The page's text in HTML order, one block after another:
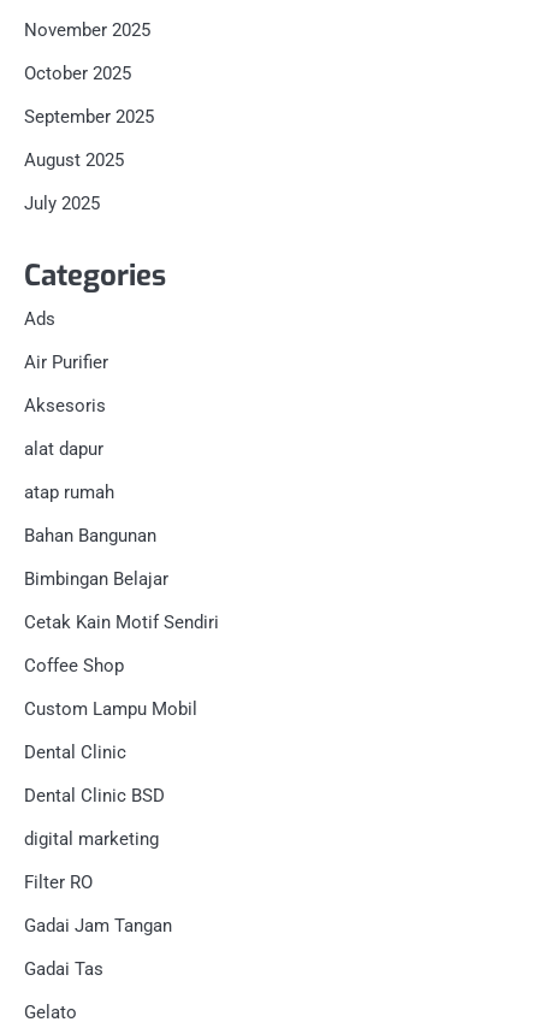
November 2025
October 2025
September 2025
August 2025
July 2025
Categories
Ads
Air Purifier
Aksesoris
alat dapur
atap rumah
Bahan Bangunan
Bimbingan Belajar
Cetak Kain Motif Sendiri
Coffee Shop
Custom Lampu Mobil
Dental Clinic
Dental Clinic BSD
digital marketing
Filter RO
Gadai Jam Tangan
Gadai Tas
Gelato